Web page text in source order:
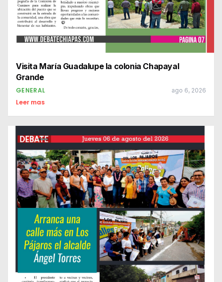
Visita María Guadalupe la colonia Chapayal
Grande
GENERAL ago 6, 2026
Leer mas